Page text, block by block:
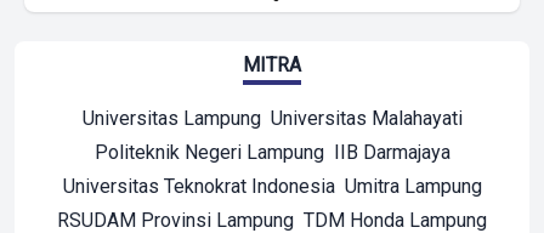
MITRA
Universitas Lampung Universitas Malahayati
Politeknik Negeri Lampung IIB Darmajaya
Universitas Teknokrat Indonesia Umitra Lampung
RSUDAM Provinsi Lampung TDM Honda Lampung